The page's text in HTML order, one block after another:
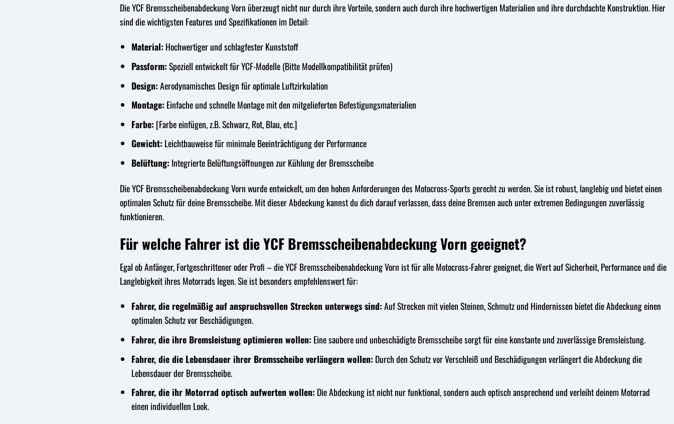
Die YCF Bremsscheibenabdeckung Vorn überzeugt nicht nur durch ihre Vorteile, sondern auch durch ihre hochwertigen Materialien und ihre durchdachte Konstruktion. Hier
sind die wichtigsten Features und Spezifikationen im Detail:
Material: Hochwertiger und schlagfester Kunststoff
Passform:Speziell entwickelt für YCF-Modelle (Bitte Modellkompatibilität prüfen)
Design:Aerodynamisches Design für optimale Luftzirkulation
Montage: Einfache und schnelle Montage mit den mitgelieferten Befestigungsmaterialien
Farbe: [Farbe einfügen, z.B. Schwarz, Rot, Blau, etc.]
Gewicht: Leichtbauweise für minimale Beeinträchtigung der Performance
Belüftung: Integrierte Belüftungsöffnungen zur Kühlung der Bremsscheibe
Die YCF Bremsscheibenabdeckung Vorn wurde entwickelt, um den hohen Anforderungen des Motocross-Sports gerecht zu werden. Sie ist robust, langlebig und bietet einen
optimalen Schutz für deine Bremsscheibe. Mit dieser Abdeckung kannst du dich darauf verlassen, dass deine Bremsen auch unter extremen Bedingungen zuverlässig
funktionieren.
Für welche Fahrer ist die YCF Bremsscheibenabdeckung Vorn geeignet?
Egal ob Anfänger, Fortgeschrittener oder Profi – die YCF Bremsscheibenabdeckung Vorn ist für alle Motocross-Fahrer geeignet, die Wert auf Sicherheit, Performance und die
Langlebigkeit ihres Motorrads legen. Sie ist besonders empfehlenswert für:
Fahrer, die regelmäßig auf anspruchsvollen Strecken unterwegs sind:Auf Strecken mit vielen Steinen, Schmutz und Hindernissen bietet die Abdeckung einen
optimalen Schutz vor Beschädigungen.
Fahrer, die ihre Bremsleistung optimieren wollen: Eine saubere und unbeschädigte Bremsscheibe sorgt für eine konstante und zuverlässige Bremsleistung.
Fahrer, die die Lebensdauer ihrer Bremsscheibe verlängern wollen: Durch den Schutz vor Verschleiß und Beschädigungen verlängert die Abdeckung die
Lebensdauer der Bremsscheibe.
Fahrer, die ihr Motorrad optisch aufwerten wollen: Die Abdeckung ist nicht nur funktional, sondern auch optisch ansprechend und verleiht deinem Motorrad
einen individuellen Look.